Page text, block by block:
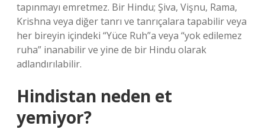
tapınmayı emretmez. Bir Hindu; Şiva, Vişnu, Rama,
Krishna veya diğer tanrı ve tanrıçalara tapabilir veya
her bireyin içindeki “Yüce Ruh”a veya “yok edilemez
ruha” inanabilir ve yine de bir Hindu olarak
adlandırılabilir.
Hindistan neden et
yemiyor?